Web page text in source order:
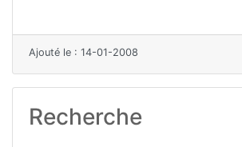
Ajouté le : 14-01-2008
Recherche